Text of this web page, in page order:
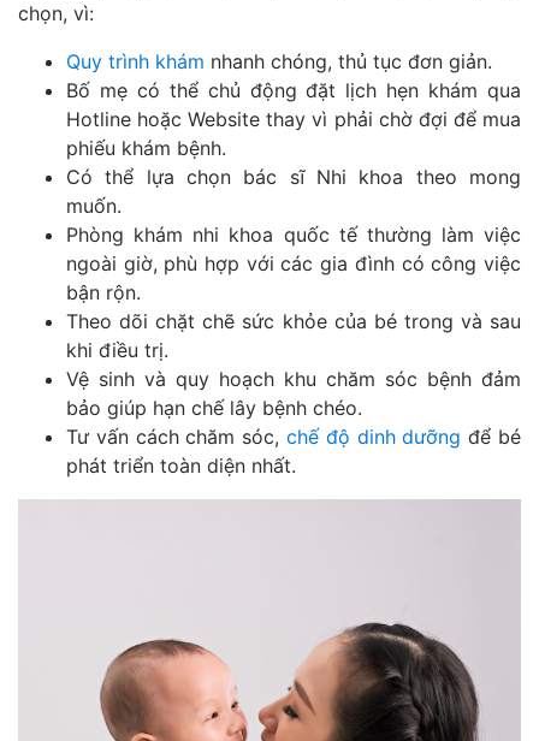
chọn, vì:
Quy trình khám nhanh chóng, thủ tục đơn giản.
Bố mẹ có thể chủ động đặt lịch hẹn khám qua
Hotline hoặc Website thay vì phải chờ đợi để mua
phiếu khám bệnh.
Có thể lựa chọn bác sĩ Nhi khoa theo mong
muốn.
Phòng khám nhi khoa quốc tế thường làm việc
ngoài giờ, phù hợp với các gia đình có công việc
bận rộn.
Theo dõi chặt chẽ sức khỏe của bé trong và sau
khi điều trị.
Vệ sinh và quy hoạch khu chăm sóc bệnh đảm
bảo giúp hạn chế lây bệnh chéo.
Tư vấn cách chăm sóc, chế độ dinh dưỡng để bé
phát triển toàn diện nhất.